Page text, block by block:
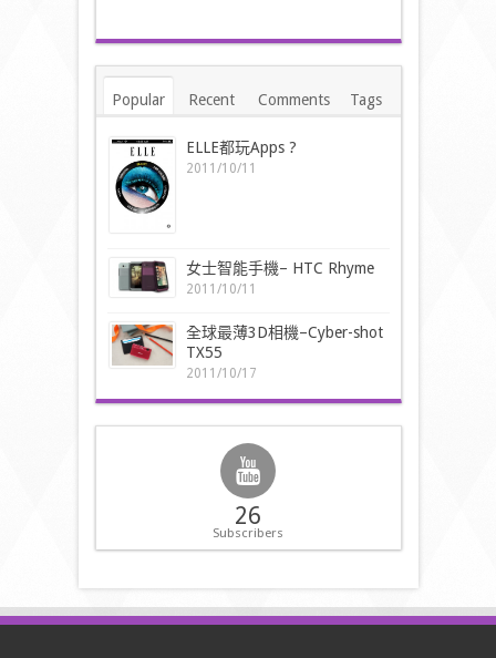
Popular Recent Comments Tags
ELLE都玩Apps ?
2011/10/11
女士智能手機– HTC Rhyme
2011/10/11
全球最薄3D相機–Cyber-shot
TX55
2011/10/17
26
Subscribers